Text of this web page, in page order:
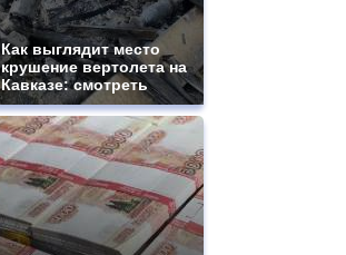
Как выглядит место
крушение вертолета на
Кавказе: смотреть